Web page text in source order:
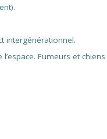
intergénérationnel.
Fumeurs et chiens